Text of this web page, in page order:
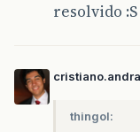
resolvido :S
thingol: